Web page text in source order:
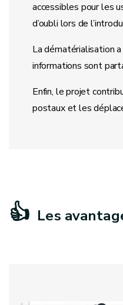
accessibles pour les
d’oubli lors de
La dématérialisation
informations sont
Enfin, le projet
postaux et les
👍 Les